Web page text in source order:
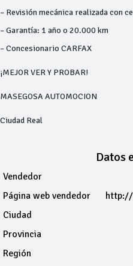
– Revisión mecánica realizada con
– Garantía: 1 año o 20.000 km
– Concesionario CARFAX
¡MEJOR VER Y PROBAR!
MASEGOSA AUTOMOCION
Ciudad Real
Datos
Vendedor
Página web vendedor
http://
Ciudad
Provincia
Región